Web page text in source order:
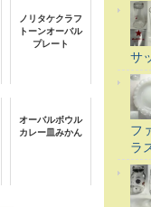
ノリタケクラフ
トーンオーバル
プレート
オーバルボウル
カレー皿みかん
サ
フ
ラ